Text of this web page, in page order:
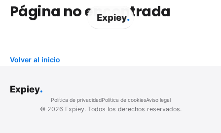
Expiey.
Página no encontrada
Volver al inicio
Expiey.
Política de privacidadPolítica de cookiesAviso legal
© 2026 Expiey. Todos los derechos reservados.